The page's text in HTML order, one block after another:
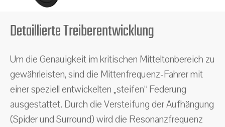
Detaillierte Treiberentwicklung
Um die Genauigkeit im kritischen Mitteltonbereich zu
gewährleisten, sind die Mittenfrequenz-Fahrer mit
einer speziell entwickelten „steifen“ Federung
ausgestattet. Durch die Versteifung der Aufhängung
(Spider und Surround) wird die Resonanzfrequenz